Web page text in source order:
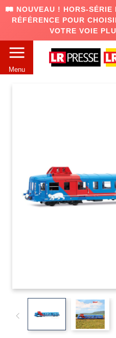
🛤️ NOUVEAU ! HORS-SÉRIE
RÉFÉRENCE POUR
VOTRE VOIE
Menu